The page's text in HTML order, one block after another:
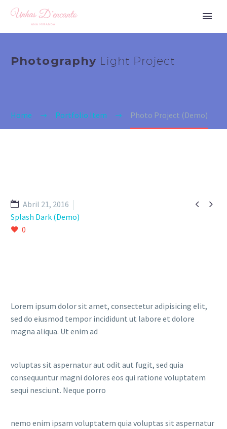
Photography Light Project
Home Portfolio Item Photo Project (Demo)
 
Abril 21, 2016
Splash Dark (Demo)
0
Lorem ipsum dolor sit amet, consectetur adipisicing elit,
sed do eiusmod tempor incididunt ut labore et dolore
magna aliqua. Ut enim ad
voluptas sit aspernatur aut odit aut fugit, sed quia
consequuntur magni dolores eos qui ratione voluptatem
sequi nesciunt. Neque porro
nemo enim ipsam voluptatem quia voluptas sit aspernatur